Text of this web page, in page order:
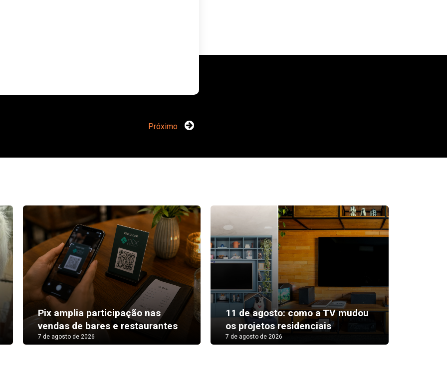
Próximo
Pix amplia participação nas
vendas de bares e restaurantes
7 de agosto de 2026
11 de agosto: como a TV mudou
os projetos residenciais
7 de agosto de 2026